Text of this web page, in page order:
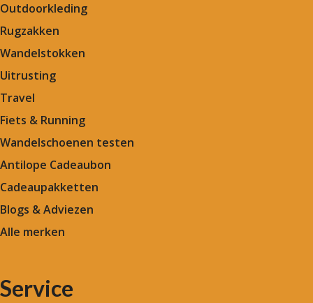
Outdoorkleding
Rugzakken
Wandelstokken
Uitrusting
Travel
Fiets & Running
Wandelschoenen testen
Antilope Cadeaubon
Cadeaupakketten
Blogs & Adviezen
Alle merken
Service